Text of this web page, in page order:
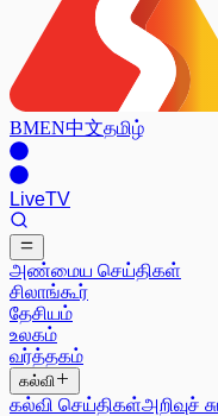
BMEN中文தமிழ்
LiveTV
அண்மைய செய்திகள்
சிலாங்கூர்
தேசியம்
உலகம்
வர்த்தகம்
கல்வி
கல்வி செய்திகள்அறிவுச்